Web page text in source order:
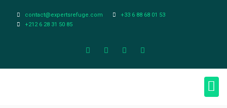
contact@expertsrefuge.com
+33 6 88 68 01 53
+212 6 28 31 50 85